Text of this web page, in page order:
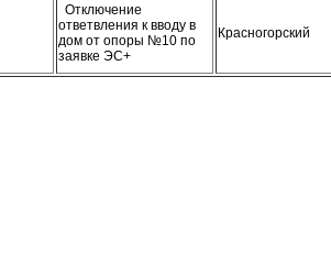
Отключение
ответвления к вводу в
дом от опоры №10 по
заявке ЭС+
Красногорский